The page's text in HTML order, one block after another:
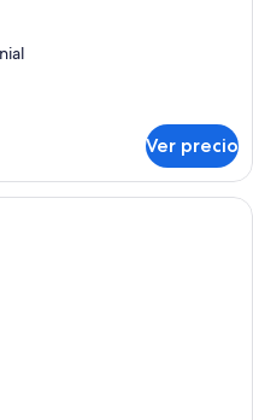
Ver precio
habitación de hotel moderna